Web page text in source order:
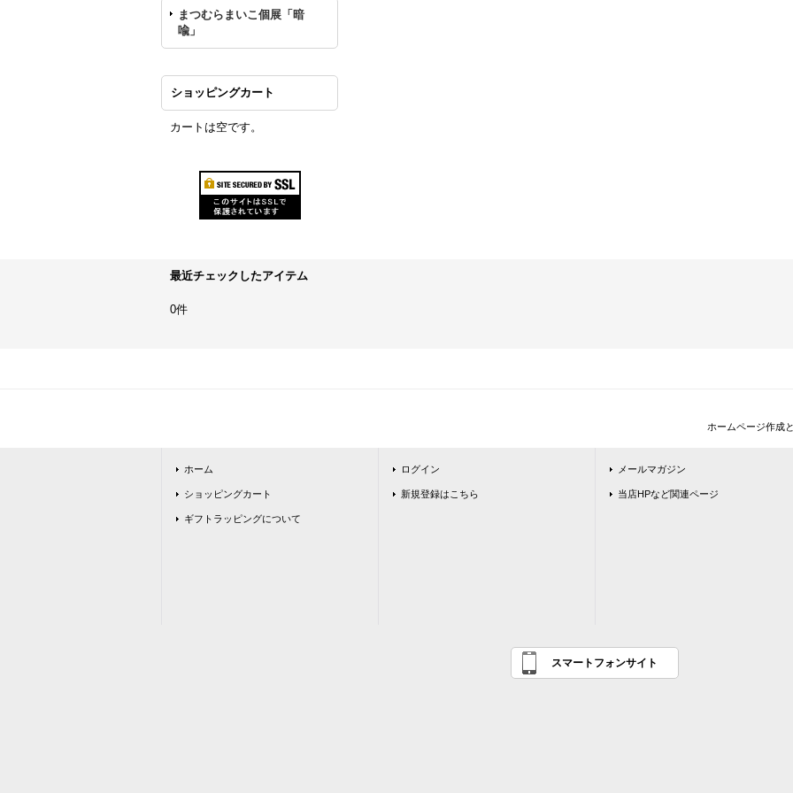
まつむらまいこ個展「暗
喩」
ショッピングカート
カートは空です。
最近チェックしたアイテム
0件
ホームページ作成
ホーム
ショッピングカート
ギフトラッピングについて
ログイン
新規登録はこちら
メールマガジン
当店HPなど関連ページ
スマートフォンサイト